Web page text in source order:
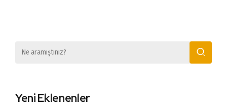
Yeni Eklenenler